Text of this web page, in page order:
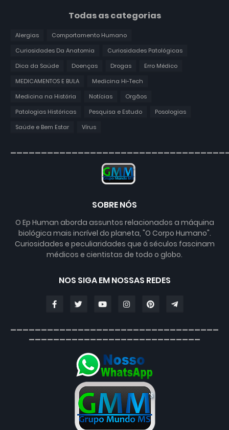
Todas as categorias
Alergias
Comportamento Humano
Curiosidades Da Anatomia
Curiosidades Patológicas
Dica da Saúde
Doenças Drogas
Erro Médico
MEDICAMENTOS E BULA
Medicina Hi-Tech
Medicina na História
Notícias
Orgãos
Patologias Históricas
Pesquisa e Estudo
Posologias
Saúde e Bem Estar
Vírus
SOBRE NÓS
O Ep Human aborda assuntos relacionados a máquina
biológica mais incrível do planeta, "O Corpo Humano".
Curiosidades e peculiaridades que á séculos fascinam
médicos e cientistas de todo o globo.
NOS SIGA EM NOSSAS REDES
__________________________________
____________________________